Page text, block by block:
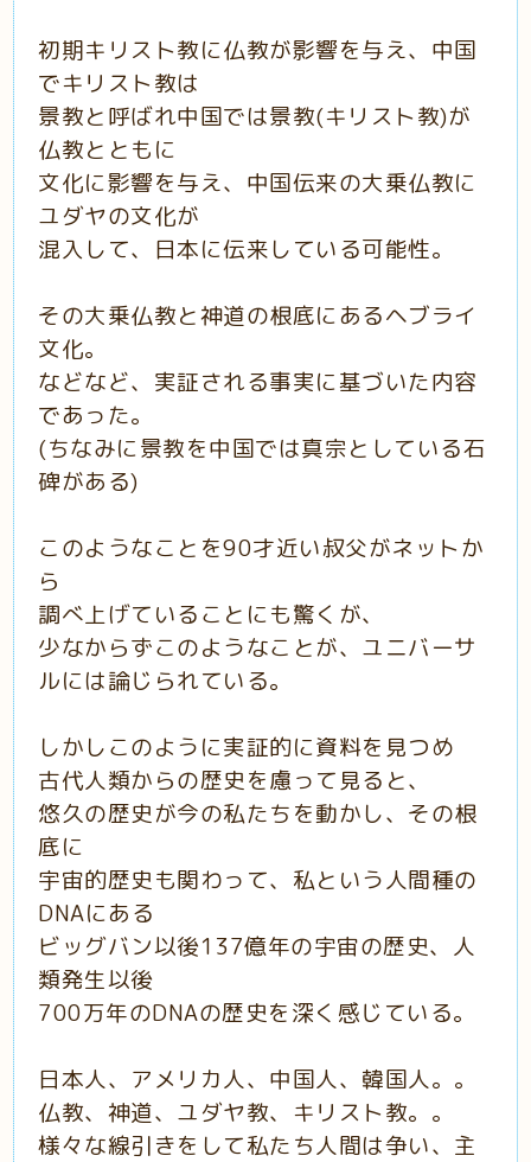
初期キリスト教に仏教が影響を与え、中国
でキリスト教は
景教と呼ばれ中国では景教(キリスト教)が
仏教とともに
文化に影響を与え、中国伝来の大乗仏教に
ユダヤの文化が
混入して、日本に伝来している可能性。
その大乗仏教と神道の根底にあるヘブライ
文化。
などなど、実証される事実に基づいた内容
であった。
(ちなみに景教を中国では真宗としている石
碑がある)
このようなことを90才近い叔父がネットか
ら
調べ上げていることにも驚くが、
少なからずこのようなことが、ユニバーサ
ルには論じられている。
しかしこのように実証的に資料を見つめ
古代人類からの歴史を慮って見ると、
悠久の歴史が今の私たちを動かし、その根
底に
宇宙的歴史も関わって、私という人間種の
DNAにある
ビッグバン以後137億年の宇宙の歴史、人
類発生以後
700万年のDNAの歴史を深く感じている。
日本人、アメリカ人、中国人、韓国人。。
仏教、神道、ユダヤ教、キリスト教。。
様々な線引きをして私たち人間は争い、主